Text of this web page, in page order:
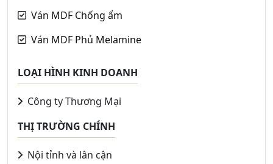
Ván MDF Chống ẩm
Ván MDF Phủ Melamine
LOẠI HÌNH KINH DOANH
Công ty Thương Mại
THỊ TRƯỜNG CHÍNH
Nội tỉnh và lân cận